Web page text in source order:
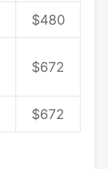
$480
$672
$672